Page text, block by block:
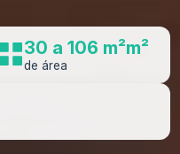
30 a 106 m²m²
de área